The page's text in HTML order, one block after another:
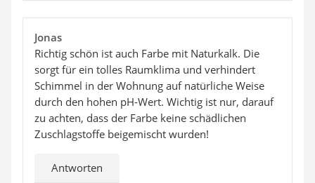
Jonas
Richtig schön ist auch Farbe mit Naturkalk. Die
sorgt für ein tolles Raumklima und verhindert
Schimmel in der Wohnung auf natürliche Weise
durch den hohen pH-Wert. Wichtig ist nur, darauf
zu achten, dass der Farbe keine schädlichen
Zuschlagstoffe beigemischt wurden!
Antworten